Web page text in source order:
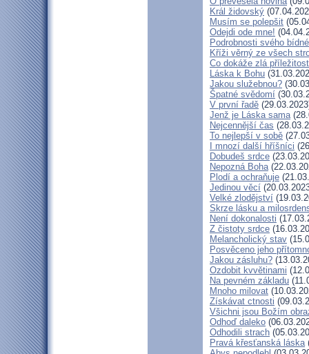
Král židovský
Musím se polepšit
Odejdi ode mne!
Podrobnosti svého
Kříži věrný ze všech
Co dokáže zlá příležitost
Láska k Bohu
Jakou služebnou?
Špatné svědomí
V první řadě
Jenž je Láska sama
Nejcennější čas
To nejlepší v sobě
I mnozí další hříšníci
Dobudeš srdce
Nepozná Boha
Plodí a ochraňuje
Jedinou věcí
Velké zlodějství
Skrze lásku a
Není dokonalosti
Z čistoty srdce
Melancholický stav
Posvěceno jeho
Jakou zásluhu?
Ozdobit kvvětinami
Na pevném základu
Mnoho milovat
Získávat ctnosti
Všichni jsou Božím
Odhoď daleko
Odhodili strach
Pravá křesťanská láska